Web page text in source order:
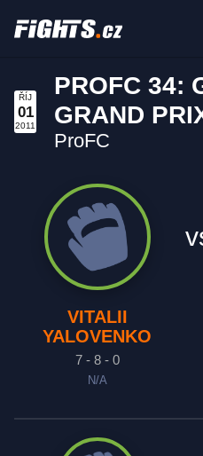
ŘÍJ
01
2011
PROFC 34:
GRAND
ProFC
VITALII
YALOVENKO
7 - 8 - 0
N/A